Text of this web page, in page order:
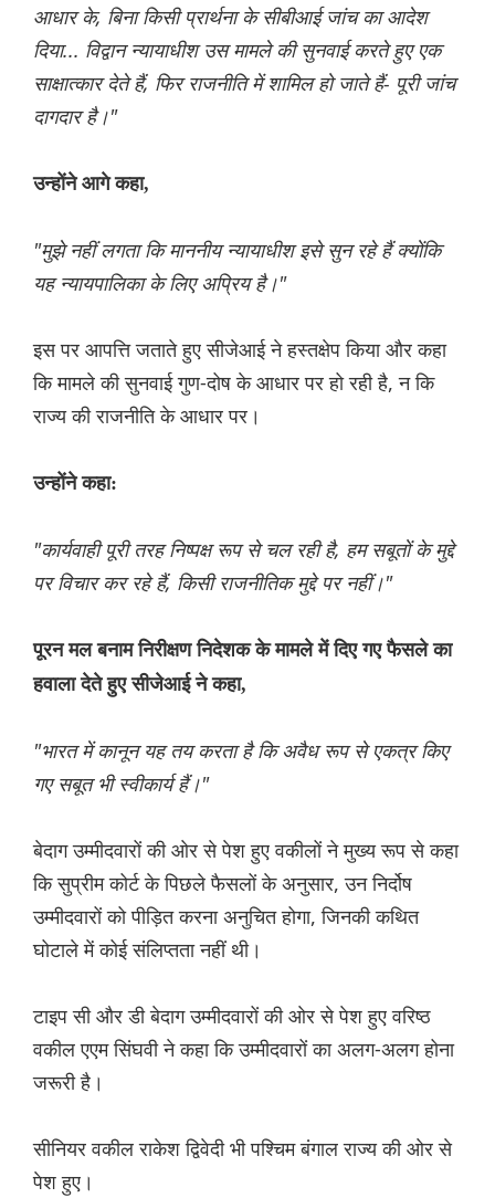
आधार के, बिना किसी प्रार्थना के सीबीआई जांच का आदेश
दिया... विद्वान न्यायाधीश उस मामले की सुनवाई करते हुए एक
साक्षात्कार देते हैं, फिर राजनीति में शामिल हो जाते हैं- पूरी जांच
दागदार है।"
उन्होंने आगे कहा,
"मुझे नहीं लगता कि माननीय न्यायाधीश इसे सुन रहे हैं क्योंकि
यह न्यायपालिका के लिए अप्रिय है।"
इस पर आपत्ति जताते हुए सीजेआई ने हस्तक्षेप किया और कहा
कि मामले की सुनवाई गुण-दोष के आधार पर हो रही है, न कि
राज्य की राजनीति के आधार पर।
उन्होंने कहा:
"कार्यवाही पूरी तरह निष्पक्ष रूप से चल रही है, हम सबूतों के मुद्दे
पर विचार कर रहे हैं, किसी राजनीतिक मुद्दे पर नहीं।"
पूरन मल बनाम निरीक्षण निदेशक के मामले में दिए गए फैसले का
हवाला देते हुए सीजेआई ने कहा,
"भारत में कानून यह तय करता है कि अवैध रूप से एकत्र किए
गए सबूत भी स्वीकार्य हैं।"
बेदाग उम्मीदवारों की ओर से पेश हुए वकीलों ने मुख्य रूप से कहा
कि सुप्रीम कोर्ट के पिछले फैसलों के अनुसार, उन निर्दोष
उम्मीदवारों को पीड़ित करना अनुचित होगा, जिनकी कथित
घोटाले में कोई संलिप्तता नहीं थी।
टाइप सी और डी बेदाग उम्मीदवारों की ओर से पेश हुए वरिष्ठ
वकील एएम सिंघवी ने कहा कि उम्मीदवारों का अलग-अलग होना
जरूरी है।
सीनियर वकील राकेश द्विवेदी भी पश्चिम बंगाल राज्य की ओर से
पेश हुए।